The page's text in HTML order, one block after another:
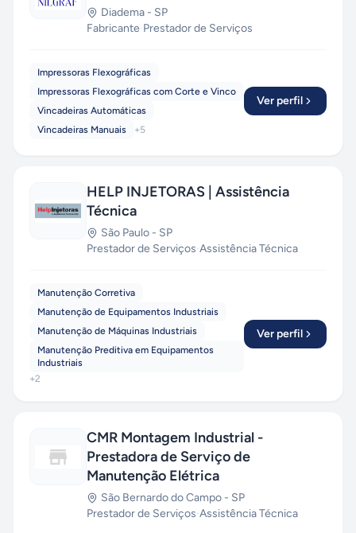
Diadema - SP
Fabricante·Prestador de Serviços
Impressoras Flexográficas
Impressoras Flexográficas com Corte e Vinco
Vincadeiras Automáticas
Vincadeiras Manuais
+5
Ver perfil
HELP INJETORAS | Assistência
Técnica
São Paulo - SP
Prestador de Serviços·Assistência Técnica
Manutenção Corretiva
Manutenção de Equipamentos Industriais
Manutenção de Máquinas Industriais
Manutenção Preditiva em Equipamentos
Industriais
+2
Ver perfil
CMR Montagem Industrial -
Prestadora de Serviço de
Manutenção Elétrica
São Bernardo do Campo - SP
Prestador de Serviços·Assistência Técnica